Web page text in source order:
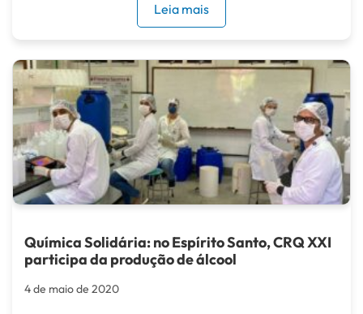
Leia mais
Química Solidária: no Espírito Santo, CRQ XXI
participa da produção de álcool
4 de maio de 2020